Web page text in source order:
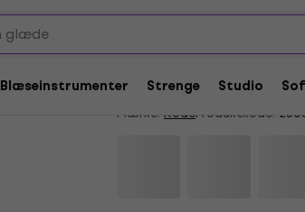
Blæseinstrumenter Strenge Studio
Rode WS5 Forrude
4,7/5 10 x bedømt
Mærke: RodeProduktkode: